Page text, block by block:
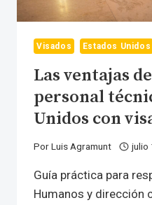
Visados Estados Unidos
Las ventajas
personal
Unidos con
PorLuis Agramunt julio
Guía práctica para
Humanos y dirección